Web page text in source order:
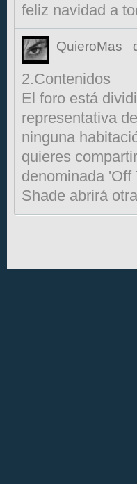
feliz navidad a
QuieroMas
2.Contenidos
El foro está
representativa
ninguna
quieres
denominada 'Off
Shade abrirá